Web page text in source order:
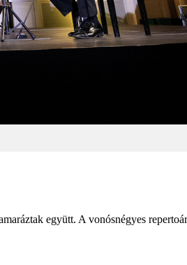
együtt. A vonósnégyes